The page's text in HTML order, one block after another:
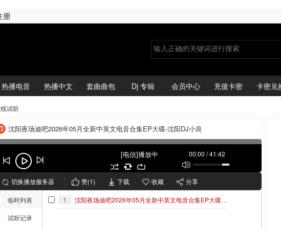
册
热播电音 热播中文 套曲曲包 Dj 专辑 会员中心 充值卡密 卡密兑
试听
沈阳夜场迪吧2026年05月全新中英文电音合集EP大碟-沈阳DJ小良
[电信]播放中 00:00 /41:42
切换播放服务器 赞(1) 下载 收藏 分享
临时列表
试听记录
1 沈阳夜场迪吧2026年05月全新中英文电音合集EP大碟-沈阳DJ小良